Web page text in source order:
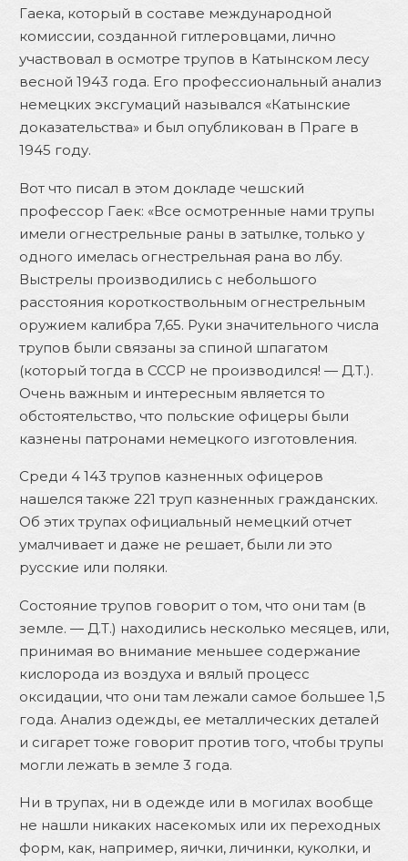
Гаека, который в составе международной
комиссии, созданной гитлеровцами, лично
участвовал в осмотре трупов в Катынском лесу
весной 1943 года. Его профессиональный анализ
немецких эксгумаций назывался «Катынские
доказательства» и был опубликован в Праге в
1945 году.
Вот что писал в этом докладе чешский
профессор Гаек: «Все осмотренные нами трупы
имели огнестрельные раны в затылке, только у
одного имелась огнестрельная рана во лбу.
Выстрелы производились с небольшого
расстояния короткоствольным огнестрельным
оружием калибра 7,65. Руки значительного числа
трупов были связаны за спиной шпагатом
(который тогда в СССР не производился! — Д.Т.).
Очень важным и интересным является то
обстоятельство, что польские офицеры были
казнены патронами немецкого изготовления.
Среди 4 143 трупов казненных офицеров
нашелся также 221 труп казненных гражданских.
Об этих трупах официальный немецкий отчет
умалчивает и даже не решает, были ли это
русские или поляки.
Состояние трупов говорит о том, что они там (в
земле. — Д.Т.) находились несколько месяцев, или,
принимая во внимание меньшее содержание
кислорода из воздуха и вялый процесс
оксидации, что они там лежали самое большее 1,5
года. Анализ одежды, ее металлических деталей
и сигарет тоже говорит против того, чтобы трупы
могли лежать в земле 3 года.
Ни в трупах, ни в одежде или в могилах вообще
не нашли никаких насекомых или их переходных
форм, как, например, яички, личинки, куколки, и